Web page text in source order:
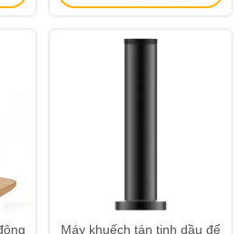
Máy khuếch tán tinh dầu để